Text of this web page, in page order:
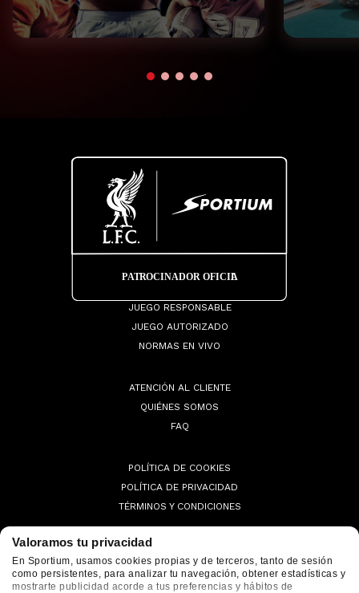
Valoramos tu privacidad
En Sportium, usamos cookies propias y de terceros, tanto de sesión
como persistentes, para analizar tu navegación, obtener estadísticas y
mostrarte publicidad acorde a tus preferencias y hábitos de
JUEGO RESPONSABLE
JUEGO AUTORIZADO
NORMAS EN VIVO
ATENCIÓN AL CLIENTE
QUIÉNES SOMOS
FAQ
POLÍTICA DE COOKIES
POLÍTICA DE PRIVACIDAD
TÉRMINOS Y CONDICIONES
© 2026 Sportium. All Rights Reserved.